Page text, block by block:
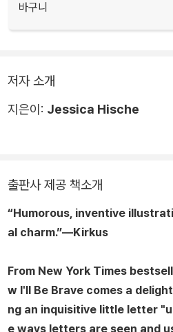
바구니
저자 소개
지은이: Jessica Hische
출판사 제공 책소개
“Humorous, inventive
al charm.”—Kirkus
From New York Times
w I'll Be Brave comes a
ng an inquisitive little letter
e ways letters are seen and